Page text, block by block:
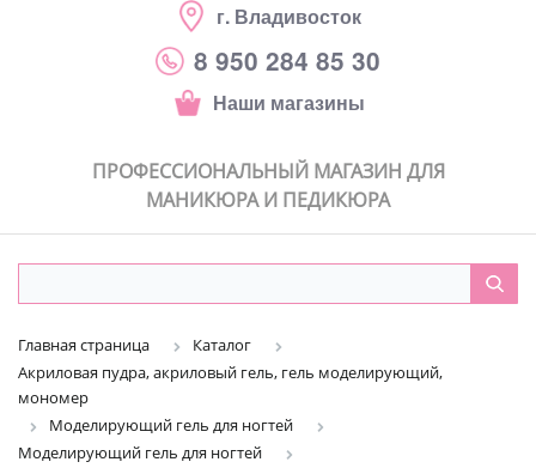
г. Владивосток
8 950 284 85 30
Наши магазины
ПРОФЕССИОНАЛЬНЫЙ МАГАЗИН ДЛЯ
МАНИКЮРА И ПЕДИКЮРА
Главная страница
Каталог
Акриловая пудра, акриловый гель, гель моделирующий,
мономер
Моделирующий гель для ногтей
Моделирующий гель для ногтей